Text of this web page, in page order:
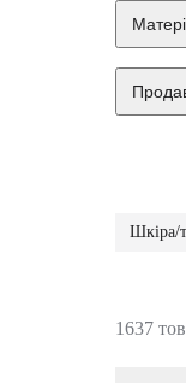
Шкіра/
1637